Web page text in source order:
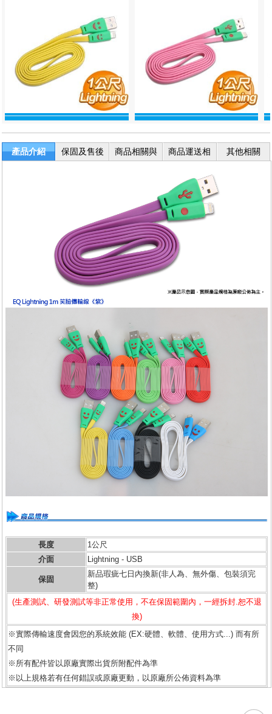
產品介紹
長度
1公尺
介面
Lightning - USB
保固
新品瑕疵七日內換新(非人為、無外傷、包裝須完
整)
(生產測試、研發測試等非正常使用，不在保固範圍內，一經拆封.恕不退
換)
※實際傳輸速度會因您的系統效能 (EX:硬體、軟體、使用方式...) 而有所
不同
※所有配件皆以原廠實際出貨所附配件為準
※以上規格若有任何錯誤或原廠更動，以原廠所公佈資料為準
保固及售後
商品相關與
商品運送相
其他相關